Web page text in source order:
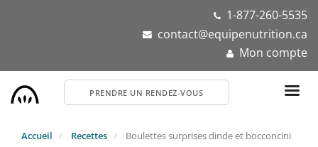
1-877-260-5535
contact@equipenutrition.ca
Mon compte
PRENDRE UN RENDEZ-VOUS
Accueil Recettes Boulettes surprises dinde et bocconcini